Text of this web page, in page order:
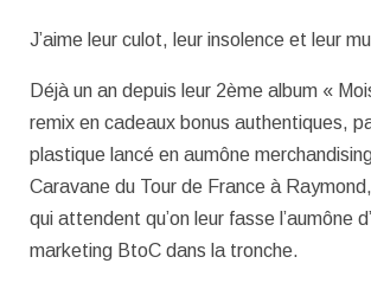
J’aime leur culot, leur insolence et leur
Déjà un an depuis leur 2ème album «
remix en cadeaux bonus authentiques,
plastique lancé en aumône
Caravane du Tour de France à
qui attendent qu’on leur fasse l’aumône
marketing BtoC dans la tronche.